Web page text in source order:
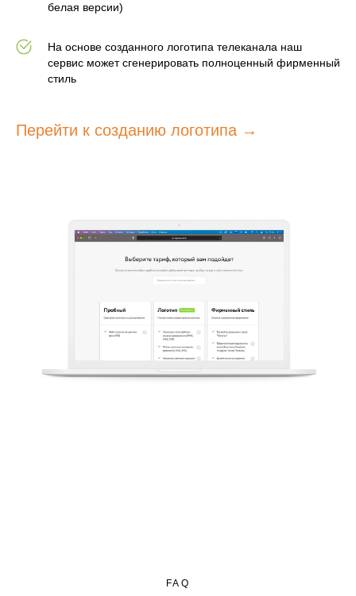
белая версии)
На основе созданного логотипа телеканала наш
сервис может сгенерировать полноценный фирменный
стиль
Перейти к созданию логотипа
FAQ